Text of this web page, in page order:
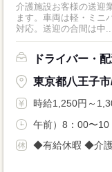
介護施設お客様の送迎
ます。車両は軽・ミニ
対応。送迎の合間は中...
ドライバー・
東京都八王子市
時給1,250円～
午前）8：00〜10
◆有給休暇 ◆介